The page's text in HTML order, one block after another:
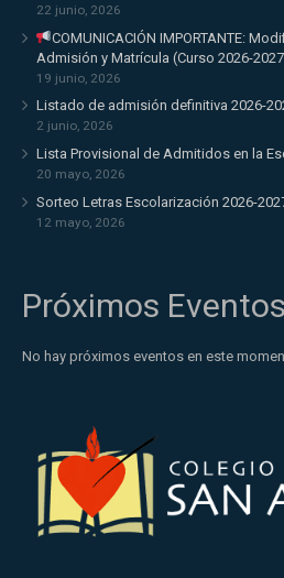
22 junio, 2026
COMUNICACIÓN IMPORTANTE:
Admisión y Matrícula (Curso 2026-
19 junio, 2026
Listado de admisión definitiva 2026-
2 junio, 2026
Lista Provisional de Admitidos en la
20 mayo, 2026
Sorteo Letras Escolarización 2026-
12 mayo, 2026
Próximos Eventos
No hay próximos eventos en este